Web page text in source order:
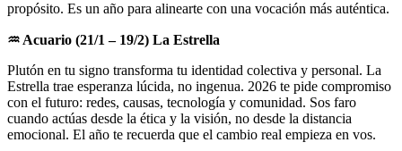
propósito. Es un año para alinearte con una vocación más auténtica.
♒ Acuario (21/1 – 19/2) La Estrella
Plutón en tu signo transforma tu identidad colectiva y personal. La
Estrella trae esperanza lúcida, no ingenua. 2026 te pide compromiso
con el futuro: redes, causas, tecnología y comunidad. Sos faro
cuando actúas desde la ética y la visión, no desde la distancia
emocional. El año te recuerda que el cambio real empieza en vos.